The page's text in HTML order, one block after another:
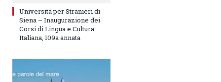
Università per Stranieri di
Siena – Inaugurazione dei
Corsi di Lingua e Cultura
Italiana, 109a annata